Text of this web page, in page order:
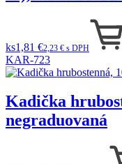
ks1,81 €2,23 € s DPH
KAR-723
Kadička
negraduovaná